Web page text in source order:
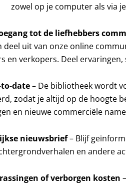
zowel op je computer als via
tot de liefhebbers
deel uit van onze online
en verkopers. Deel
date– De bibliotheek wordt
zodat je altijd op de hoogte
en nieuwe commerciële
nieuwsbrief– Blijf
en andere
of verborgen kosten